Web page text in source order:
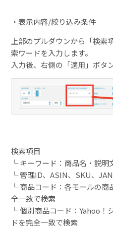
・表示内容/絞り込み条件
上部のプルダウンから「検索
索ワードを入力します。
入力後、右側の「適用」ボタ
検索項目
└ キーワード：商品名・説明
└ 管理ID、ASIN、SKU、
└ 商品コード：各モールの
全一致で検索
└ 個別商品コード：Yahoo！
ドを完全一致で検索